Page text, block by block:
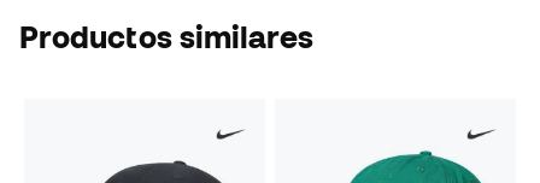
Productos similares